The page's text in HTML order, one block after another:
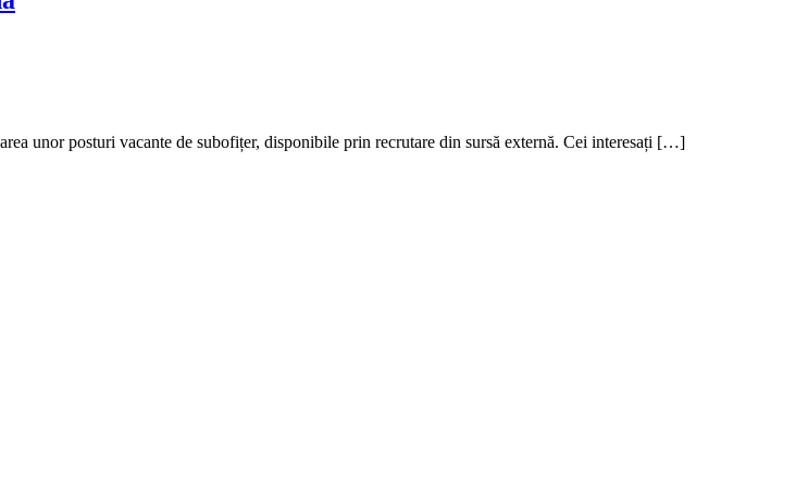
unor posturi vacante de subofițer, disponibile prin recrutare din sursă externă. Cei interesați […]